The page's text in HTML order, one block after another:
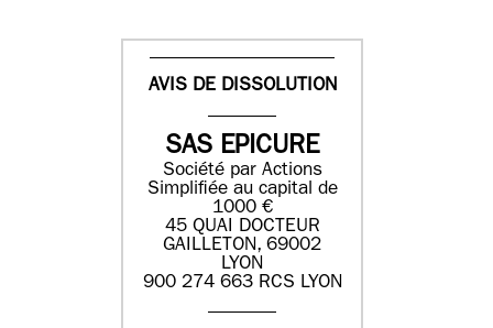
AVIS DE DISSOLUTION
SAS EPICURE
Société par Actions
Simplifiée au capital de
1000 €
45 QUAI DOCTEUR
GAILLETON, 69002
LYON
900 274 663 RCS LYON